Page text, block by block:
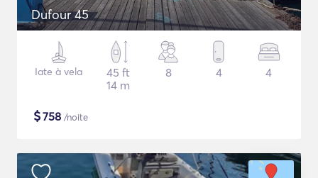
Dufour 45
Iate à vela
45 ft
14 m
8 4 4
$758 /noite